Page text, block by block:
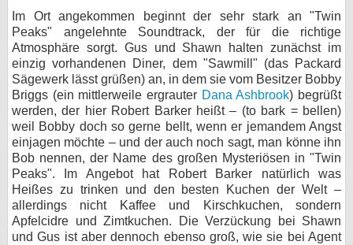
Im Ort angekommen beginnt der sehr stark an "Twin
Peaks" angelehnte Soundtrack, der für die richtige
Atmosphäre sorgt. Gus und Shawn halten zunächst im
einzig vorhandenen Diner, dem "Sawmill" (das Packard
Sägewerk lässt grüßen) an, in dem sie vom Besitzer Bobby
Briggs (ein mittlerweile ergrauter Dana Ashbrook) begrüßt
werden, der hier Robert Barker heißt – (to bark = bellen)
weil Bobby doch so gerne bellt, wenn er jemandem Angst
einjagen möchte – und der auch noch sagt, man könne ihn
Bob nennen, der Name des großen Mysteriösen in "Twin
Peaks". Im Angebot hat Robert Barker natürlich was
Heißes zu trinken und den besten Kuchen der Welt –
allerdings nicht Kaffee und Kirschkuchen, sondern
Apfelcidre und Zimtkuchen. Die Verzückung bei Shawn
und Gus ist aber dennoch ebenso groß, wie sie bei Agent